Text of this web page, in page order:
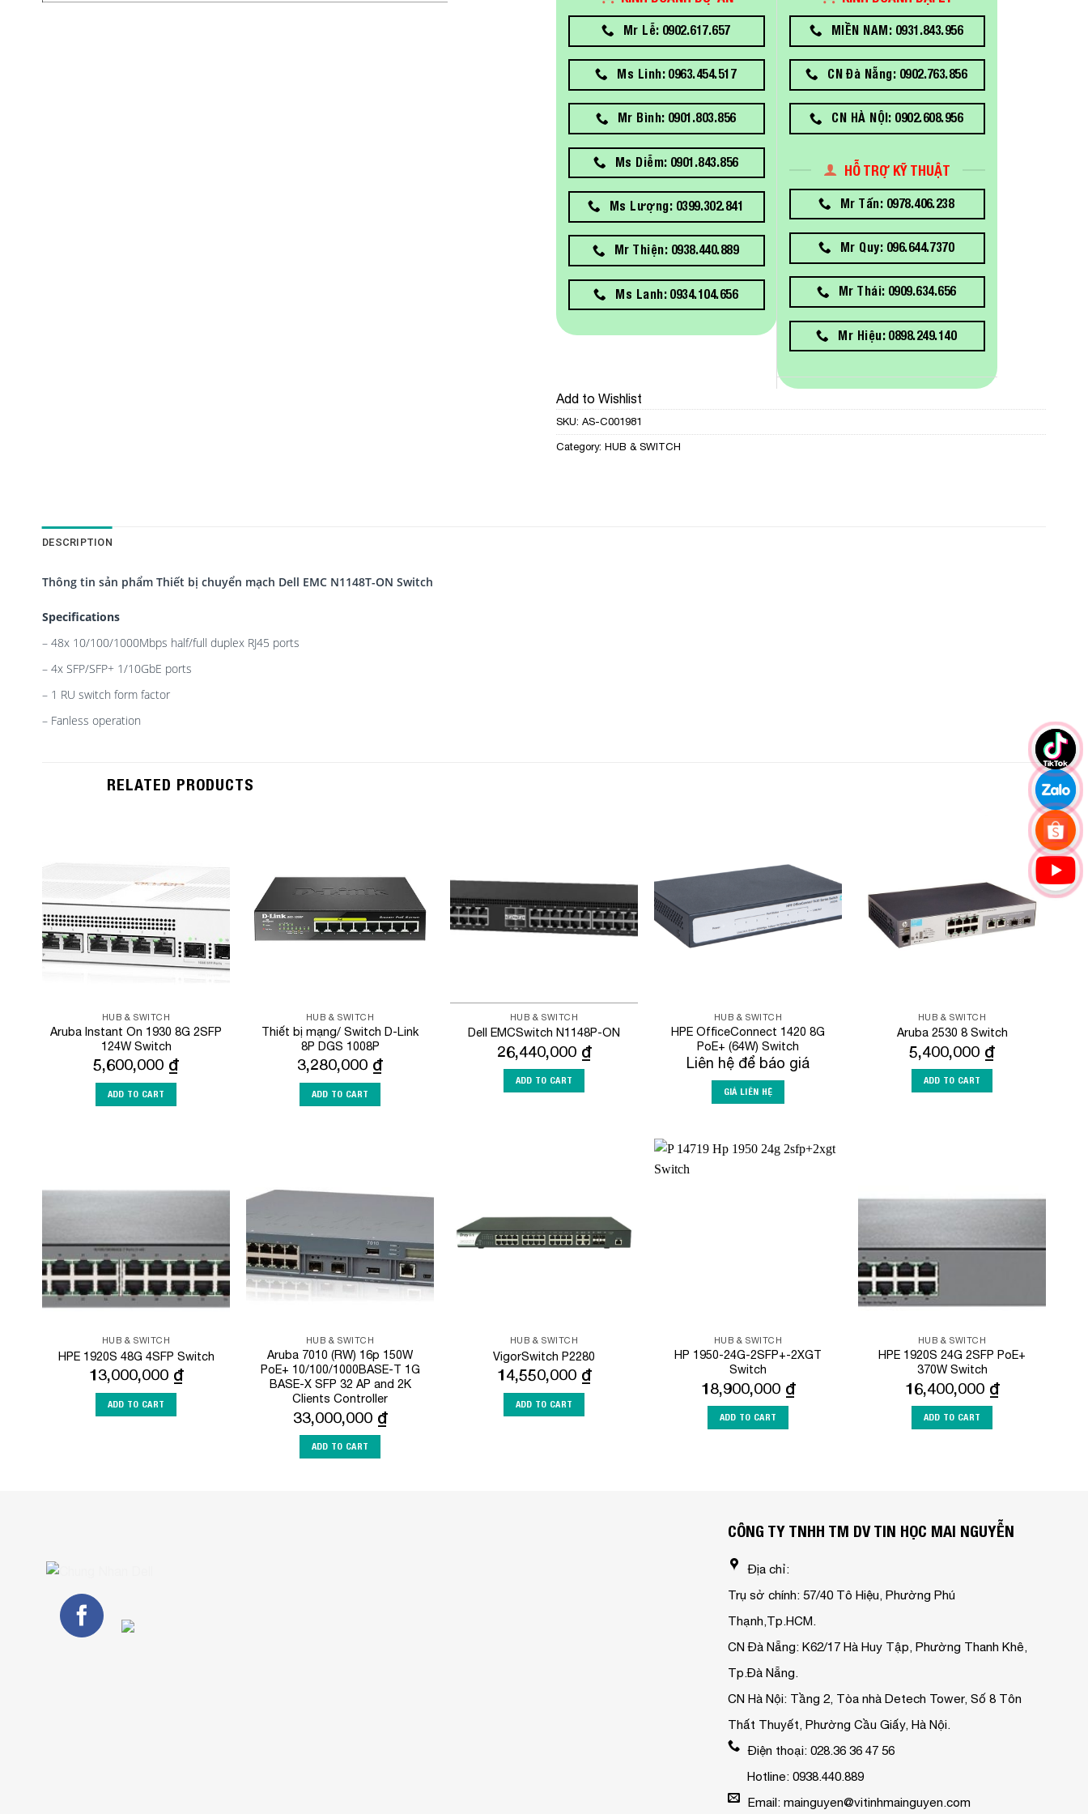
Mr Lễ: 0902.617.657
Ms Linh: 0963.454.517
Mr Bình: 0901.803.856
Ms Diễm: 0901.843.856
Ms Lượng: 0399.302.841
Mr Thiện: 0938.440.889
Ms Lanh: 0934.104.656
MIỀN NAM: 0931.843.956
CN Đà Nẵng: 0902.763.856
CN HÀ NỘI: 0902.608.956
HỖ TRỢ KỸ THUẬT
Mr Tấn: 0978.406.238
Mr Quy: 096.644.7370
Mr Thái: 0909.634.656
Mr Hiệu: 0898.249.140
Add to Wishlist
SKU: AS-C001981
Category: HUB & SWITCH
DESCRIPTION
Thông tin sản phẩm Thiết bị chuyển mạch Dell EMC N1148T-ON Switch
Specifications
– 48x 10/100/1000Mbps half/full duplex RJ45 ports
– 4x SFP/SFP+ 1/10GbE ports
– 1 RU switch form factor
– Fanless operation
RELATED PRODUCTS
HUB & SWITCH
Aruba Instant On 1930 8G 2SFP
124W Switch
5,600,000 ₫
ADD TO CART
HUB & SWITCH
Thiết bị mạng/ Switch D-Link
8P DGS 1008P
3,280,000 ₫
ADD TO CART
HUB & SWITCH
Dell EMCSwitch N1148P-ON
26,440,000 ₫
ADD TO CART
Wishlist
HUB & SWITCH
HPE OfficeConnect 1420 8G
PoE+ (64W) Switch
Liên hệ để báo giá
GIÁ LIÊN HỆ
Add to
HUB & SWITCH
Aruba 2530 8 Switch
5,400,000 ₫
ADD TO CART
Wishlist
HUB & SWITCH
HPE 1920S 48G 4SFP Switch
13,000,000 ₫
ADD TO CART
Wishlist
HUB & SWITCH
Aruba 7010 (RW) 16p 150W
PoE+ 10/100/1000BASE-T 1G
BASE-X SFP 32 AP and 2K
Clients Controller
33,000,000 ₫
ADD TO CART
HUB & SWITCH
VigorSwitch P2280
14,550,000 ₫
ADD TO CART
HUB & SWITCH
HP 1950-24G-2SFP+-2XGT
Switch
18,900,000 ₫
ADD TO CART
HUB & SWITCH
HPE 1920S 24G 2SFP PoE+
370W Switch
16,400,000 ₫
ADD TO CART
CÔNG TY TNHH TM DV TIN HỌC MAI NGUYỄN
Địa chỉ:
Trụ sở chính: 57/40 Tô Hiệu, Phường Phú
Thạnh,Tp.HCM.
CN Đà Nẵng: K62/17 Hà Huy Tập, Phường Thanh Khê,
Tp.Đà Nẵng.
CN Hà Nội: Tầng 2, Tòa nhà Detech Tower, Số 8 Tôn
Thất Thuyết, Phường Cầu Giấy, Hà Nội.
Điện thoại: 028.36 36 47 56
Hotline: 0938.440.889
Email: mainguyen@vitinhmainguyen.com